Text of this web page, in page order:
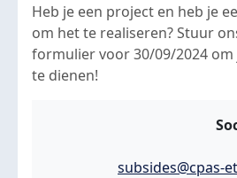
Heb je een project en heb je
om het te realiseren? Stuur
formulier voor 30/09/2024
te dienen!
subsides@cpas-